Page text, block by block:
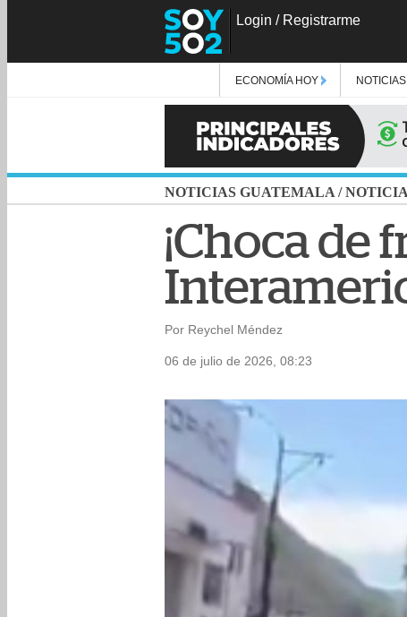
Login / Registrarme
ECONOMÍA HOY NOTICIAS
NOTICIAS GUATEMALA /
¡Choca de
Por Reychel Méndez
06 de julio de 2026, 08:23